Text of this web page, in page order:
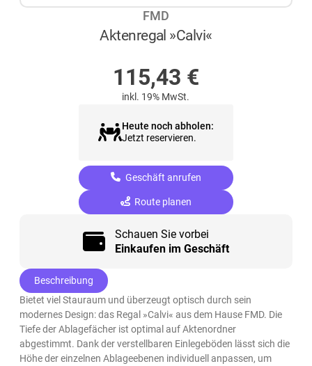
FMD
Aktenregal »Calvi«
115,43 €
inkl. 19% MwSt.
Heute noch abholen:
Jetzt reservieren.
Geschäft anrufen
Route planen
Schauen Sie vorbei
Einkaufen im Geschäft
Beschreibung
Bietet viel Stauraum und überzeugt optisch durch sein
modernes Design: das Regal »Calvi« aus dem Hause FMD. Die
Tiefe der Ablagefächer ist optimal auf Aktenordner
abgestimmt. Dank der verstellbaren Einlegeböden lässt sich die
Höhe der einzelnen Ablageebenen individuell anpassen, um